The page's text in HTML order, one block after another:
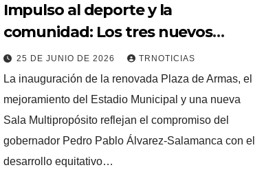
Impulso al deporte y la
comunidad: Los tres nuevos
proyectos del Gobierno del Maule
en Hualañé
25 DE JUNIO DE 2026 TRNOTICIAS
La inauguración de la renovada Plaza de Armas, el
mejoramiento del Estadio Municipal y una nueva
Sala Multipropósito reflejan el compromiso del
gobernador Pedro Pablo Álvarez-Salamanca con el
desarrollo equitativo…